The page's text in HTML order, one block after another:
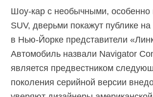
Шоу-кар с необычными, особенно
SUV, дверьми покажут публике
в Нью-Йорке представители
Автомобиль назвали Navigator
является предвестником
поколения серийной версии